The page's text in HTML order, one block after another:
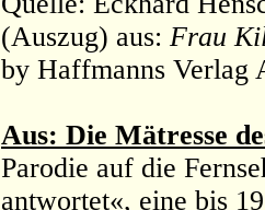
(Auszug) aus: Frau
by Haffmanns Verlag
Aus: Die Mätresse
Parodie auf die
antwortet«, eine bis